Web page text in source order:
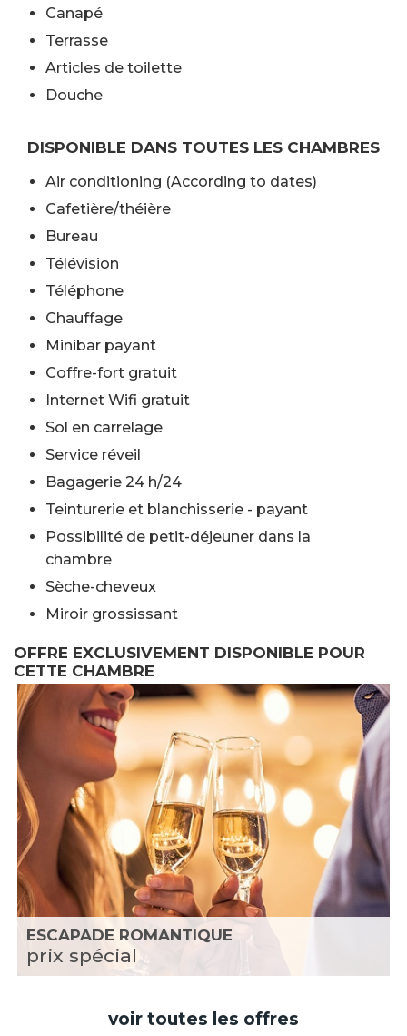
Canapé
Terrasse
Articles de toilette
Douche
DISPONIBLE DANS TOUTES LES CHAMBRES
Air conditioning (According to dates)
Cafetière/théière
Bureau
Télévision
Téléphone
Chauffage
Minibar payant
Coffre-fort gratuit
Internet Wifi gratuit
Sol en carrelage
Service réveil
Bagagerie 24 h/24
Teinturerie et blanchisserie - payant
Possibilité de petit-déjeuner dans la
chambre
Sèche-cheveux
Miroir grossissant
OFFRE EXCLUSIVEMENT DISPONIBLE POUR
CETTE CHAMBRE
ESCAPADE ROMANTIQUE
prix spécial
voir toutes les offres